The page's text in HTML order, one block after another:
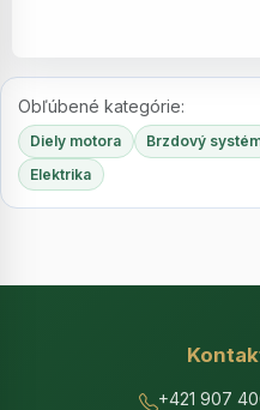
Obľúbené kategórie:
Diely motora Brzdový
Elektrika
+421 907